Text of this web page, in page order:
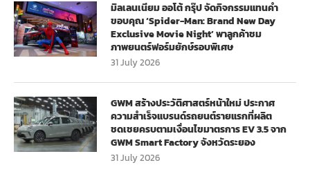
มิลเลนเนียม ออโต้ กรุ๊ป จัดกิจกรรมแทนคำ
ขอบคุณ ‘Spider-Man: Brand New Day
Exclusive Movie Night’ พาลูกค้าชม
ภาพยนตร์ฟอร์มยักษ์รอบพิเศษ
31 July 2026
GWM สร้างประวัติศาสตร์หน้าใหม่ ประกาศ
ความสำเร็จแบรนด์รถยนต์รายแรกที่ผลิต
ชดเชยครบตามเงื่อนไขมาตรการ EV 3.5 จาก
GWM Smart Factory จังหวัดระยอง
31 July 2026